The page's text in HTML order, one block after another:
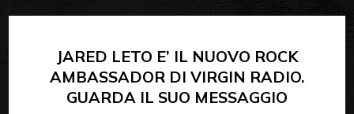
JARED LETO E’ IL NUOVO ROCK
AMBASSADOR DI VIRGIN RADIO.
GUARDA IL SUO MESSAGGIO